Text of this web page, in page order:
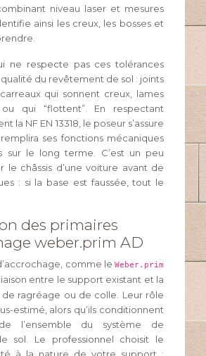
niveau laser et mesures
ainsi les creux, les bosses et
ne respecte pas ces tolérances
du revêtement de sol : joints
qui sonnent creux, lames
qui “flottent”. En respectant
la NF EN 13318, le poseur s’assure
ses fonctions mécaniques
sur le long terme. C’est un peu
le châssis d’une voiture avant de
: si la base est faussée, tout le
des primaires
weber.prim AD
comme le Weber.prim
liaison entre le support existant et la
ragréage ou de colle. Leur rôle
estimé, alors qu’ils conditionnent
de l’ensemble du système de
sol. Le professionnel choisit le
à la nature de votre support :